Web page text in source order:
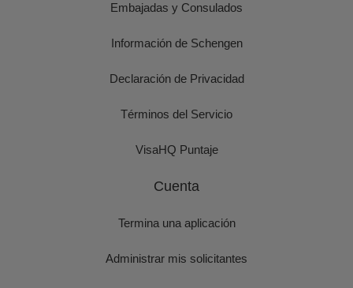
Embajadas y Consulados
Información de Schengen
Declaración de Privacidad
Términos del Servicio
VisaHQ Puntaje
Cuenta
Termina una aplicación
Administrar mis solicitantes